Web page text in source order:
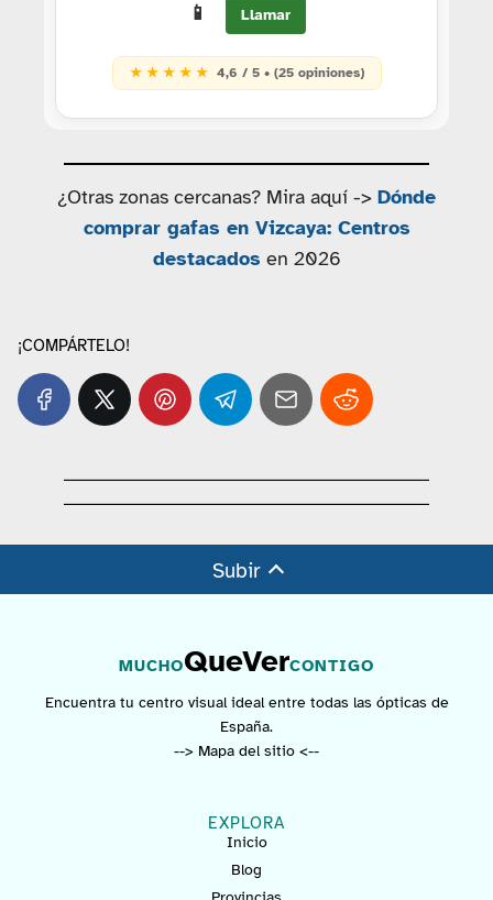
📱 Llamar
★ ★ ★ ★ ★ 4,6 / 5 • (25 opiniones)
¿Otras zonas cercanas? Mira aquí -> Dónde
comprar gafas en Vizcaya: Centros
destacados en 2026
¡COMPÁRTELO!
Subir
MUCHOQueVerCONTIGO
Encuentra tu centro visual ideal entre todas las ópticas de
España.
--> Mapa del sitio <--
EXPLORA
Inicio
Blog